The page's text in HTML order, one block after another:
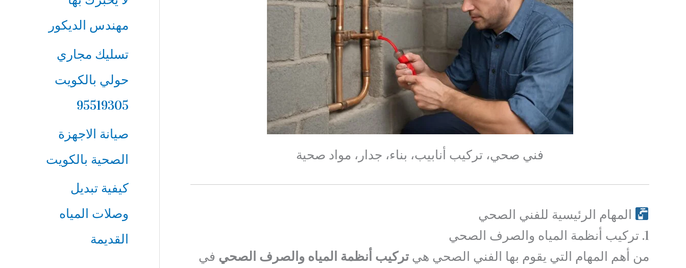
فني صحي، تركيب أنابيب، بناء، جدار، مواد صحية
المهام الرئيسية للفني الصحي
1. تركيب أنظمة المياه والصرف الصحي
من أهم المهام التي يقوم بها الفني الصحي هي تركيب أنظمة المياه والصرف الصحي في
مهندس الديكور
تسليك مجاري
حولي بالكويت
95519305
صيانة الاجهزة
الصحية بالكويت
كيفية تبديل
وصلات المياه
القديمة